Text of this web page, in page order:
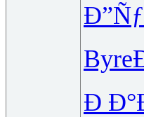
Byre
Ð